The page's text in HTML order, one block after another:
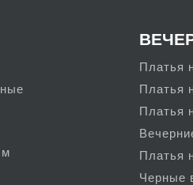
Платья
Платья
Платья
Платья
Черные